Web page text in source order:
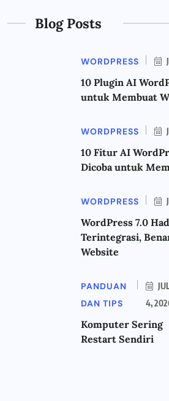
Blog Posts
WORDPRESS
10 Plugin AI
untuk Membuat
WORDPRESS
10 Fitur AI
Dicoba untuk
WORDPRESS
WordPress 7.0
Terintegrasi,
Website
PANDUAN
DAN TIPS
4,
Komputer Sering
Restart Sendiri